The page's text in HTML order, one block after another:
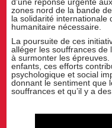
zones nord de la bande
la solidarité internationale
humanitaire nécessaire.
La poursuite de ces
alléger les souffrances de
à surmonter les épreuves.
enfants, ces efforts
psychologique et social
donnant le sentiment que
souffrances et qu’il y a